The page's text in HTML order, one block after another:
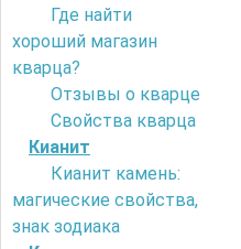
Где найти
хороший магазин
кварца?
Отзывы о кварце
Свойства кварца
Кианит
Кианит камень:
магические свойства,
знак зодиака